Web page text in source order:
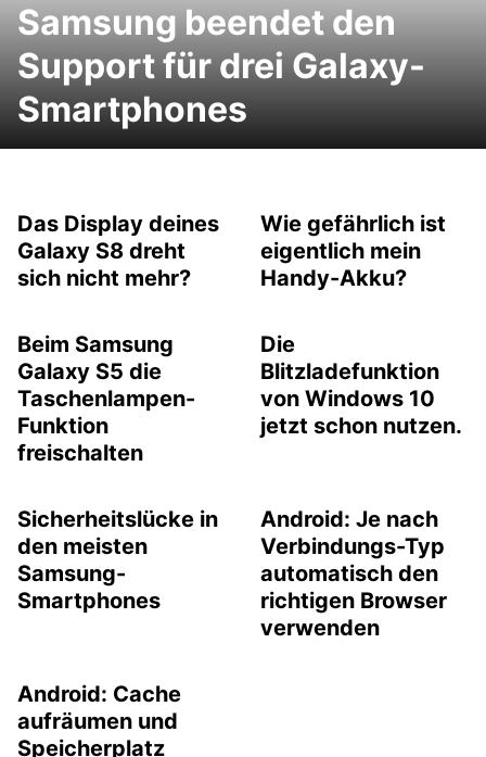
Samsung beendet den
Support für drei Galaxy-
Smartphones
Das Display deines
Galaxy S8 dreht
sich nicht mehr?
Wie gefährlich ist
eigentlich mein
Handy-Akku?
Beim Samsung
Galaxy S5 die
Taschenlampen-
Funktion
freischalten
Die
Blitzladefunktion
von Windows 10
jetzt schon nutzen.
Sicherheitslücke in
den meisten
Samsung-
Smartphones
Android: Je nach
Verbindungs-Typ
automatisch den
richtigen Browser
verwenden
Android: Cache
aufräumen und
Speicherplatz